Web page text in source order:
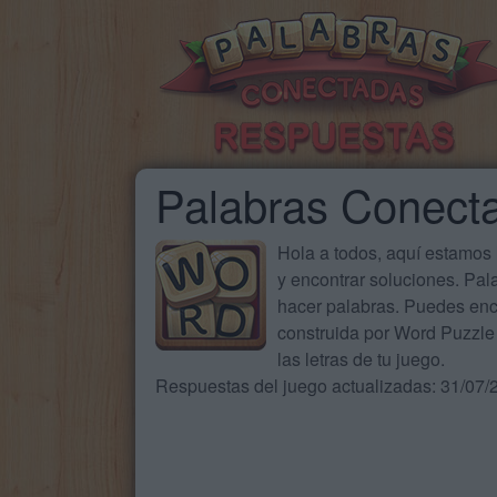
Palabras
Hola a todos, aquí
y encontrar soluciones.
hacer palabras. Puedes
construida por Word
las letras de tu juego.
Respuestas del juego actualizadas: 31/07/